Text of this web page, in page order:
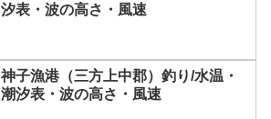
汐表・波の高さ・風速
神子漁港（三方上中郡）釣り/水温・
潮汐表・波の高さ・風速